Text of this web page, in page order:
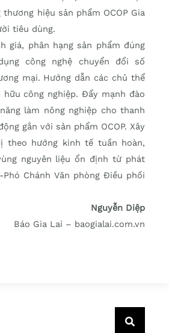
hiệu sản phẩm OCOP Gia
tiêu dùng.
giá, phân hạng sản phẩm đúng
công nghệ chuyển đổi số
mại. Hướng dẫn các chủ thể
hữu công nghiệp. Đẩy mạnh đào
làm nông nghiệp cho thanh
gắn với sản phẩm OCOP. Xây
theo hướng kinh tế tuần hoàn,
nguyên liệu ổn định từ phát
Chánh Văn phòng Điều phối
Nguyễn Diệp
Báo Gia Lai – baogialai.com.vn